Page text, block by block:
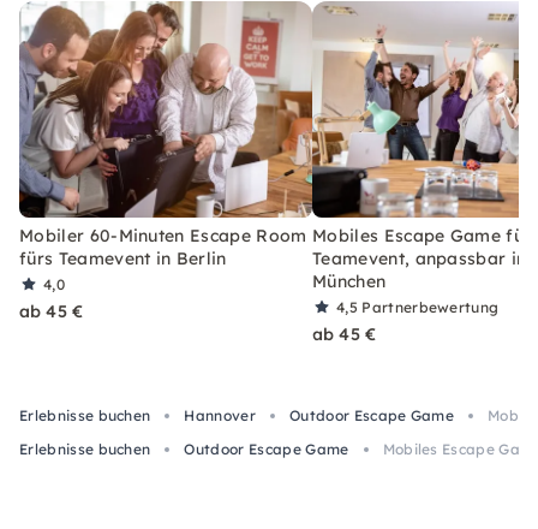
Mobiler 60-Minuten Escape Room
fürs Teamevent in Berlin
4,0
ab 45 €
Mobiles Escape Game
Teamevent, anpassbar in
München
4,5 Partnerbewertung
ab 45 €
Erlebnisse buchen Hannover Outdoor Escape Game
Erlebnisse buchen
Outdoor Escape Game Mobiles Escape